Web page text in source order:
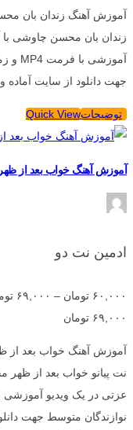
آموزش آهنگ زندان بان
زندان بان محسن چاوشی
جهت دانلود از سایت آماده
توضیحاتQuick View
آموزش آهنگ خواب بعد از
ادمین نت دو
۶۰,۰۰۰ تومان – ۶۹,۰۰۰
۶۹,۰۰۰ تومان
آموزش آهنگ خواب بعد از
نت پیانو خواب بعد از
نوازندگان متوسط جهت